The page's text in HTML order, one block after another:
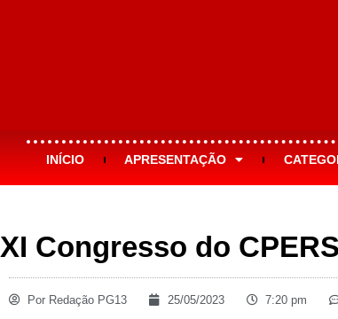
INÍCIO APRESENTAÇÃO
XI Congresso do
Por Redação PG13 25/05/2023 7:20 pm